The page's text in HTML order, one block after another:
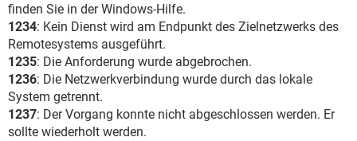
finden Sie in der Windows-Hilfe.
1234: Kein Dienst wird am Endpunkt des Zielnetzwerks des
Remotesystems ausgeführt.
1235: Die Anforderung wurde abgebrochen.
1236: Die Netzwerkverbindung wurde durch das lokale
System getrennt.
1237: Der Vorgang konnte nicht abgeschlossen werden. Er
sollte wiederholt werden.